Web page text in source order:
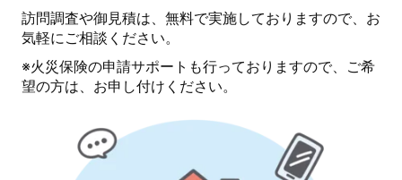
訪問調査や御見積は、無料で実施しておりますので、お
気軽にご相談ください。
※火災保険の申請サポートも行っておりますので、ご希
望の方は、お申し付けください。